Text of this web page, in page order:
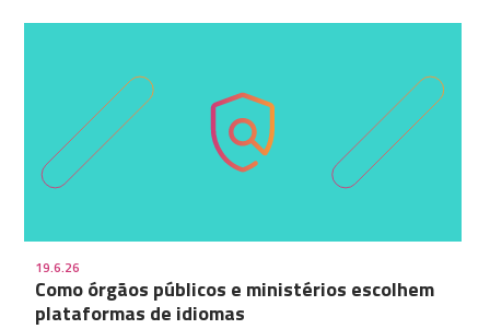
19.6.26
Como órgãos públicos e ministérios escolhem
plataformas de idiomas